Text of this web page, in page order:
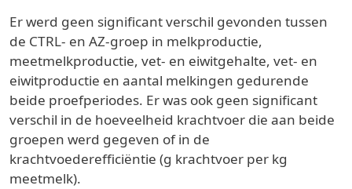
Er werd geen significant verschil gevonden tussen
de CTRL- en AZ-groep in melkproductie,
meetmelkproductie, vet- en eiwitgehalte, vet- en
eiwitproductie en aantal melkingen gedurende
beide proefperiodes. Er was ook geen significant
verschil in de hoeveelheid krachtvoer die aan beide
groepen werd gegeven of in de
krachtvoederefficiëntie (g krachtvoer per kg
meetmelk).